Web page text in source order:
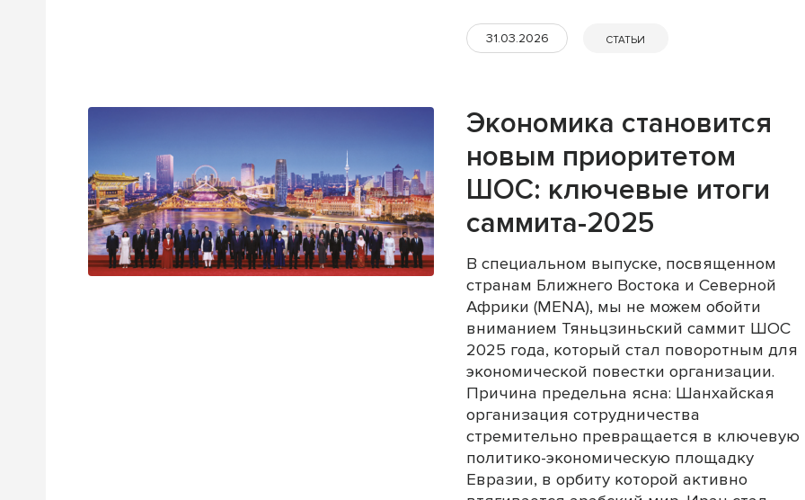
31.03.2026 СТАТЬИ
Экономика становится
новым приоритетом
ШОС: ключевые итоги
саммита-2025
В специальном выпуске, посвященном
странам Ближнего Востока и Северной
Африки (MENA), мы не можем обойти
вниманием Тяньцзиньский саммит ШОС
2025 года, который стал поворотным для
экономической повестки организации.
Причина предельна ясна: Шанхайская
организация сотрудничества
стремительно превращается в ключевую
политико-экономическую площадку
Евразии, в орбиту которой активно